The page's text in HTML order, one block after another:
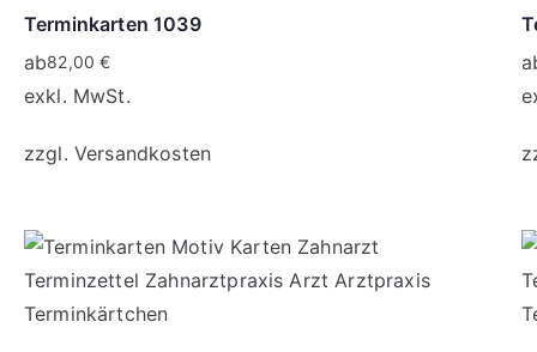
Terminkarten 1039
ab82,00€
exkl. MwSt.
zzgl. Versandkosten